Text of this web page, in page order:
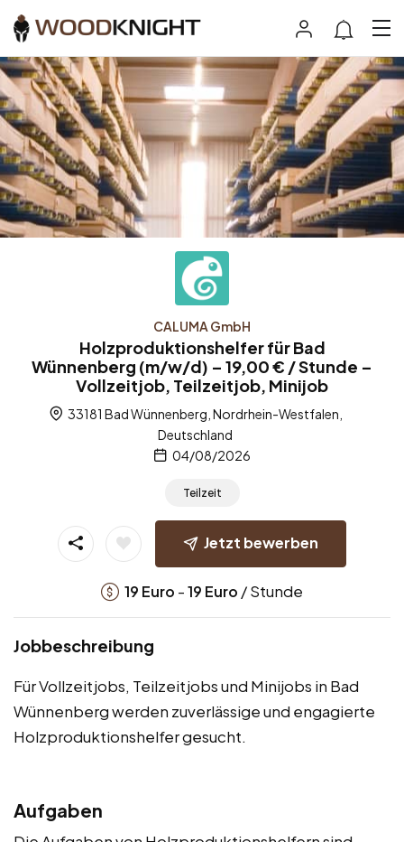
CALUMA GmbH
Holzproduktionshelfer für Bad
Wünnenberg (m/w/d) – 19,00 € / Stunde –
Vollzeitjob, Teilzeitjob, Minijob
33181 Bad Wünnenberg, Nordrhein-Westfalen,
Deutschland
04/08/2026
Teilzeit
Jetzt bewerben
19 Euro -19 Euro / Stunde
Jobbeschreibung
Für Vollzeitjobs, Teilzeitjobs und Minijobs in Bad
Wünnenberg werden zuverlässige und engagierte
Holzproduktionshelfer gesucht.
Aufgaben